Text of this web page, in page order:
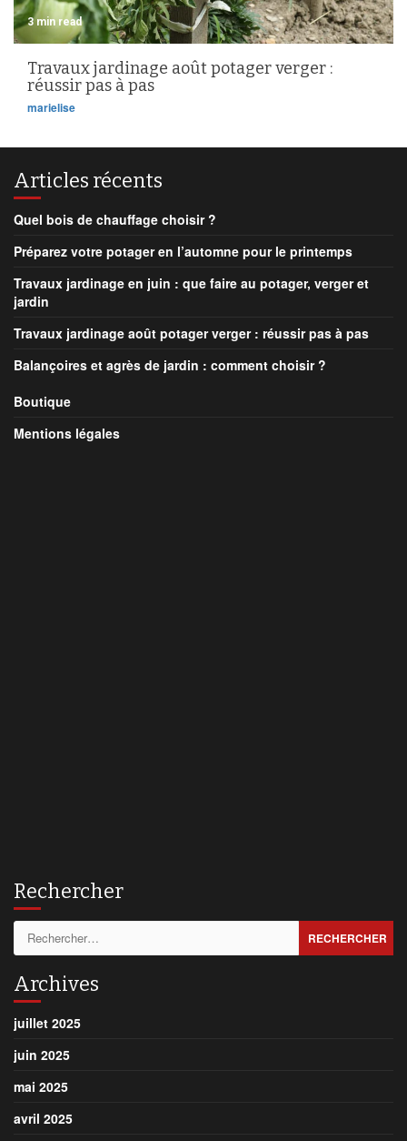
3 min read
Travaux jardinage août potager verger :
réussir pas à pas
marielise
Articles récents
Quel bois de chauffage choisir ?
Préparez votre potager en l’automne pour le printemps
Travaux jardinage en juin : que faire au potager, verger et
jardin
Travaux jardinage août potager verger : réussir pas à pas
Balançoires et agrès de jardin : comment choisir ?
Boutique
Mentions légales
Rechercher
Rechercher :
Archives
juillet 2025
juin 2025
mai 2025
avril 2025